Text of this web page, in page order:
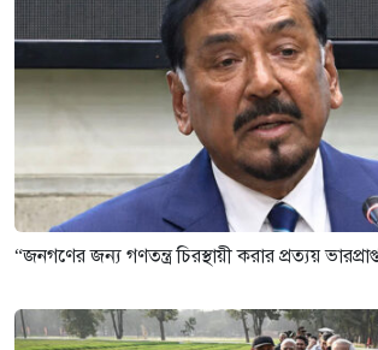
“জনগণের জন্য গণতন্ত্র চিরস্থায়ী করার প্রত্যয় ভারপ্রাপ্ত